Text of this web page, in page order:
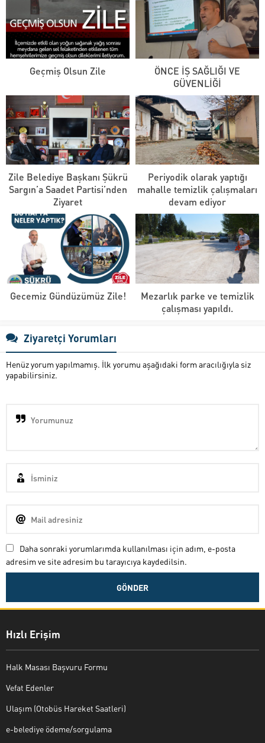
Geçmiş Olsun Zile
ÖNCE İŞ SAĞLIĞI VE
GÜVENLİĞİ
Zile Belediye Başkanı Şükrü
Sargın’a Saadet Partisi’nden
Ziyaret
Periyodik olarak yaptığı
mahalle temizlik çalışmaları
devam ediyor
Gecemiz Gündüzümüz Zile!
Mezarlık parke ve temizlik
çalışması yapıldı.
Ziyaretçi Yorumları
Henüz yorum yapılmamış. İlk yorumu aşağıdaki form aracılığıyla siz
yapabilirsiniz.
Daha sonraki yorumlarımda kullanılması için adım, e-posta
adresim ve site adresim bu tarayıcıya kaydedilsin.
Hızlı Erişim
Halk Masası Başvuru Formu
Vefat Edenler
Ulaşım (Otobüs Hareket Saatleri)
e-belediye ödeme/sorgulama